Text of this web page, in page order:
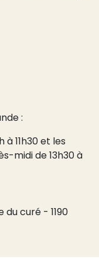
:
11h30 et les
midi de 13h30 à
du curé - 1190